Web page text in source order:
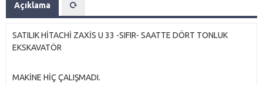
Açıklama
SATILIK HİTACHİ ZAXİS U 33 -SIFIR- SAATTE DÖRT TONLUK
EKSKAVATÖR
MAKİNE HİÇ ÇALIŞMADI.